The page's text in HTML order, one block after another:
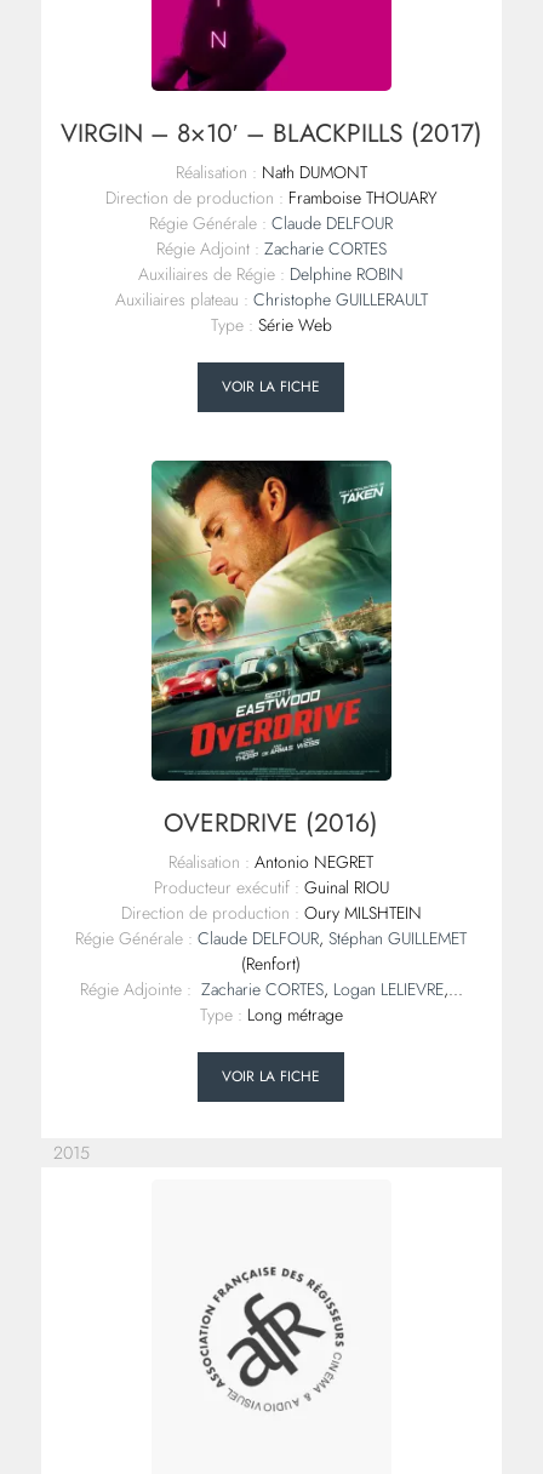
VIRGIN – 8×10′ – BLACKPILLS (2017)
Réalisation : Nath DUMONT
Direction de production : Framboise THOUARY
Régie Générale : Claude DELFOUR
Régie Adjoint : Zacharie CORTES
Auxiliaires de Régie : Delphine ROBIN
Auxiliaires plateau : Christophe GUILLERAULT
Type : Série Web
VOIR LA FICHE
OVERDRIVE (2016)
Réalisation : Antonio NEGRET
Producteur exécutif : Guinal RIOU
Direction de production : Oury MILSHTEIN
Régie Générale : Claude DELFOUR,Stéphan GUILLEMET
(Renfort)
Régie Adjointe : Zacharie CORTES, Logan LELIEVRE,...
Type : Long métrage
VOIR LA FICHE
2015